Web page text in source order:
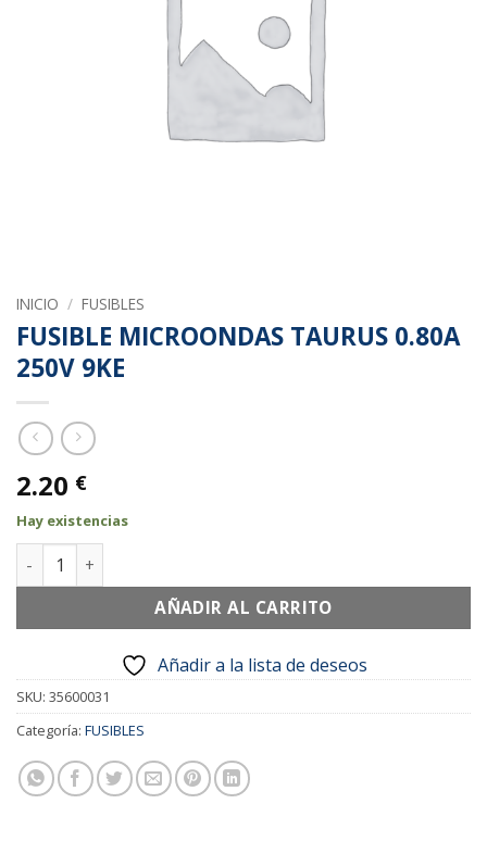
INICIO / FUSIBLES
FUSIBLE MICROONDAS TAURUS 0.80A
250V 9KE
2.20 €
Hay existencias
FUSIBLE MICROONDAS TAURUS 0.80A 250V 9KE cantidad
AÑADIR AL CARRITO
Añadir a la lista de deseos
SKU: 35600031
Categoría: FUSIBLES